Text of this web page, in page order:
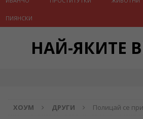
ПИЯНСКИ
НАЙ-ЯКИТЕ
ХОУМ ДРУГИ Полицай се